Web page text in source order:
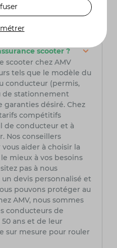
et
tout au long de leurs
scooter ?
scooter chez AMV
tels que le modèle du
conducteur (permis,
de stationnement
désiré. Chez
compétitifs
de conducteur et à
Nos conseillers
aider à choisir la
mieux à vos besoins
pas à nous
devis personnalisé et
pouvons protéger au
AMV, nous sommes
conducteurs de
ans et de leur
sur mesure pour rouler